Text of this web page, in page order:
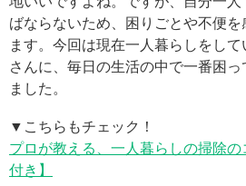
ばならないため、困りごとや不便を
ます。今回は現在一人暮らしをし
さんに、毎日の生活の中で一番困
ました。
▼こちらもチェック！
プロが教える、一人暮らしの掃除
付き】